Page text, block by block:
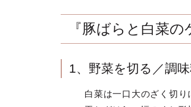
『豚ばらと白菜
1、野菜を切る／調
白菜は一口大のざく切り